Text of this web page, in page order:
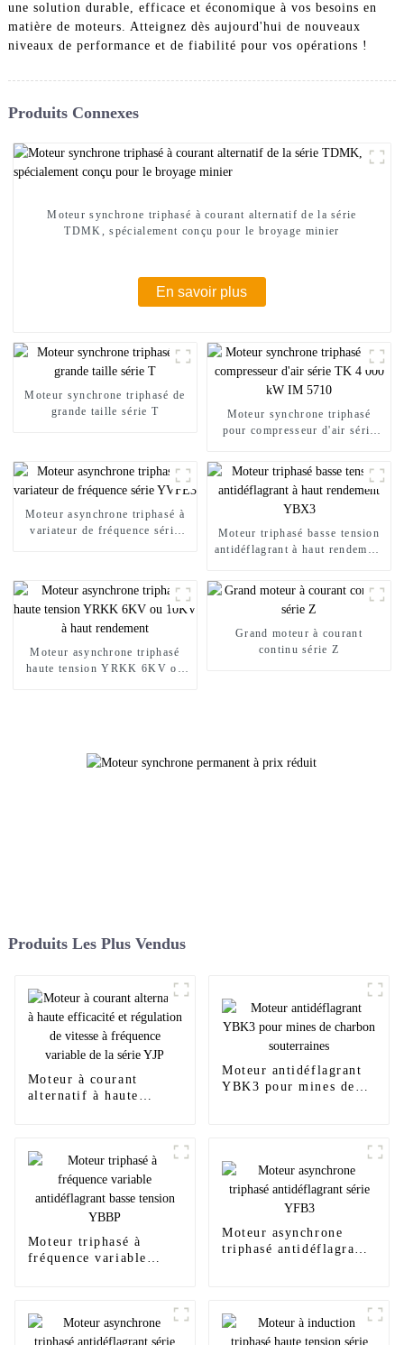
une solution durable, efficace et économique à vos besoins en
matière de moteurs. Atteignez dès aujourd'hui de nouveaux
niveaux de performance et de fiabilité pour vos opérations !
Produits Connexes
Moteur synchrone triphasé à courant alternatif de la série
TDMK, spécialement conçu pour le broyage minier
En savoir plus
Moteur synchrone triphasé de
grande taille série T
Moteur synchrone triphasé
pour compresseur d'air série
Moteur asynchrone triphasé à
variateur de fréquence série
Moteur triphasé basse tension
antidéflagrant à haut rendement
Moteur asynchrone triphasé
haute tension YRKK 6KV ou
Grand moteur à courant
continu série Z
Produits Les Plus Vendus
Moteur à courant
alternatif à haute
variable de la série YJP
Moteur antidéflagrant
YBK3 pour mines de
Moteur triphasé à
fréquence variable
Moteur asynchrone
triphasé antidéflagrant